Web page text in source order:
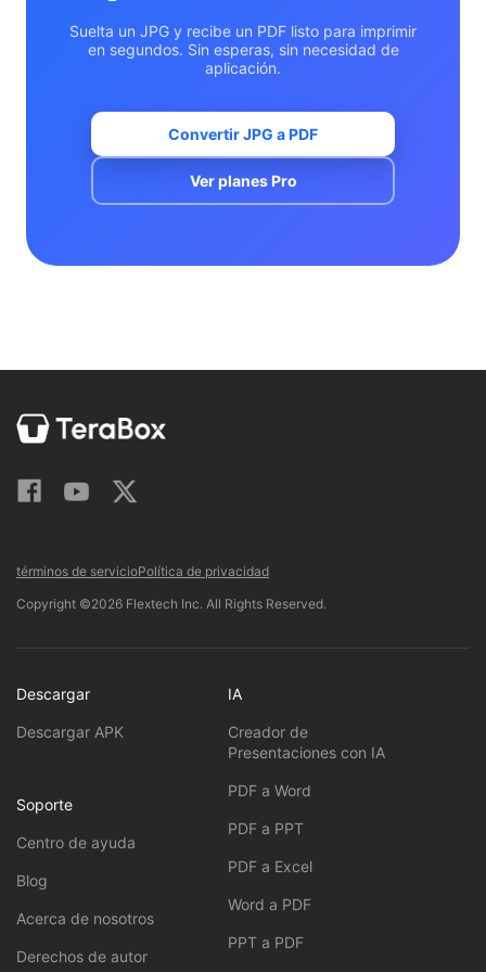
Suelta un JPG y recibe un PDF listo para imprimir
en segundos. Sin esperas, sin necesidad de
aplicación.
Convertir JPG a PDF
Ver planes Pro
términos de servicioPolítica de privacidad
Copyright ©2026 Flextech Inc. All Rights Reserved.
Descargar
Descargar APK
Soporte
Centro de ayuda
Blog
Acerca de nosotros
Derechos de autor
IA
Creador de
Presentaciones con IA
PDF a Word
PDF a PPT
PDF a Excel
Word a PDF
PPT a PDF